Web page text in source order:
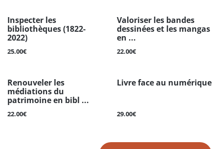
Inspecter les
bibliothèques (1822-
2022)
25.00€
Valoriser les bandes
dessinées et les mangas
en ...
22.00€
Renouveler les
médiations du
patrimoine en bibl ...
22.00€
Livre face au numérique
29.00€